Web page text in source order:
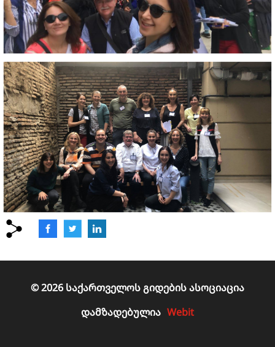
© 2026 საქართველოს გიდების ასოციაცია
დამზადებულია Webit